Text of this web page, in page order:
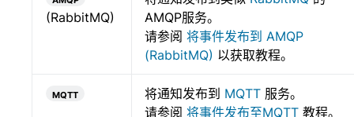
(RabbitMQ)
AMQP服务。
请参阅 将事件发布到 AMQP
(RabbitMQ) 以获取教程。
mqtt 将通知发布到 MQTT 服务。
请参阅 将事件发布至MQTT 教程。